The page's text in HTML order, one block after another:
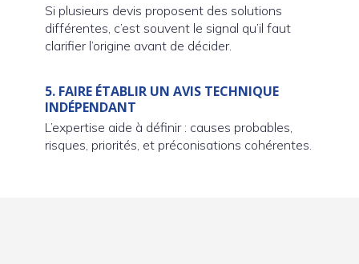
Si plusieurs devis proposent des solutions
différentes, c’est souvent le signal qu’il faut
clarifier l’origine avant de décider.
5. FAIRE ÉTABLIR UN AVIS TECHNIQUE
INDÉPENDANT
L’expertise aide à définir : causes probables,
risques, priorités, et préconisations cohérentes.